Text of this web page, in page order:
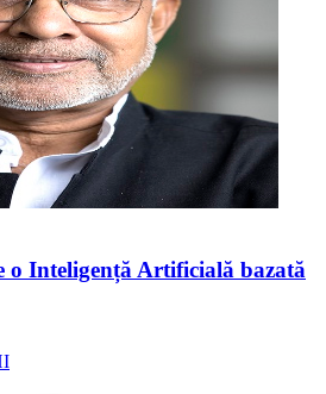
o Inteligență Artificială bazată